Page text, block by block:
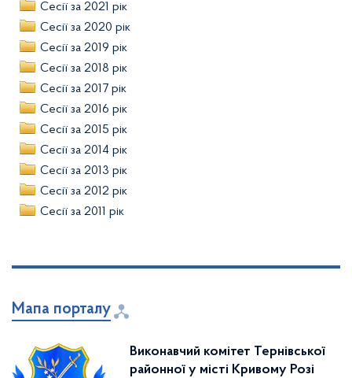
Сесії за 2021 рік
Сесії за 2020 рік
Сесії за 2019 рік
Сесії за 2018 рік
Сесії за 2017 рік
Сесії за 2016 рік
Сесії за 2015 рік
Сесії за 2014 рік
Сесії за 2013 рік
Сесії за 2012 рік
Сесії за 2011 рік
Мапа порталу
Виконавчий комітет Тернівської
районної у місті Кривому Розі